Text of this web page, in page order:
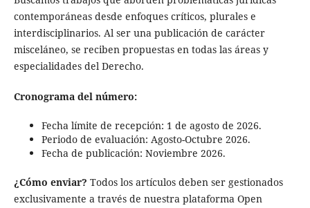
contemporáneas desde enfoques críticos, plurales e
interdisciplinarios. Al ser una publicación de carácter
misceláneo, se reciben propuestas en todas las áreas y
especialidades del Derecho.
Cronograma del número:
Fecha límite de recepción: 1 de agosto de 2026.
Periodo de evaluación: Agosto-Octubre 2026.
Fecha de publicación: Noviembre 2026.
¿Cómo enviar? Todos los artículos deben ser gestionados
exclusivamente a través de nuestra plataforma Open